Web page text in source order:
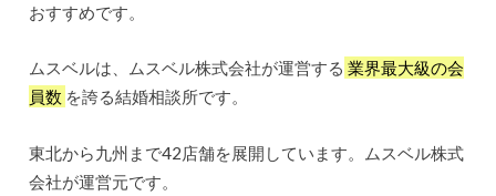
おすすめです。
ムスベルは、ムスベル株式会社が運営する 業界最大級の会
員数 を誇る結婚相談所です。
東北から九州まで42店舗を展開しています。ムスベル株式
会社が運営元です。